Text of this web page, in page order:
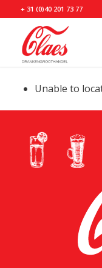
+ 31 (0)40 201 73 77
Unable to